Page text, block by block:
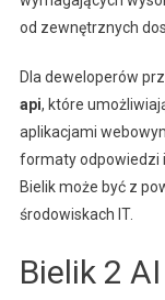
od zewnętrznych
Dla deweloperów
api, które
aplikacjami
formaty odpowiedzi
Bielik może być z
środowiskach IT.
Bielik 2